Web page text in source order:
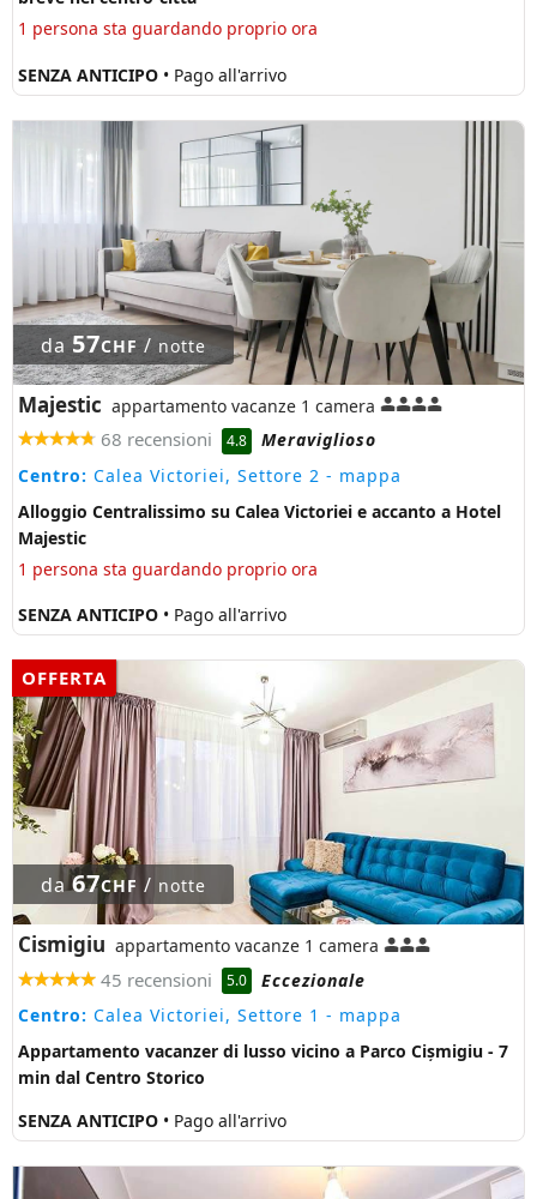
1 persona sta guardando proprio ora
SENZA ANTICIPO • Pago all'arrivo
da 57CHF/ notte
Majestic appartamento vacanze 1 camera
68 recensioni 4.8
Meraviglioso
Centro: Calea Victoriei, Settore 2 - mappa
Alloggio Centralissimo su Calea Victoriei e accanto a Hotel
Majestic
1 persona sta guardando proprio ora
SENZA ANTICIPO • Pago all'arrivo
OFFERTA
da67CHF / notte
Cismigiu appartamento vacanze 1 camera
45 recensioni 5.0
Eccezionale
Centro: Calea Victoriei, Settore 1 - mappa
Appartamento vacanzer di lusso vicino a Parco Cișmigiu - 7
min dal Centro Storico
SENZA ANTICIPO • Pago all'arrivo